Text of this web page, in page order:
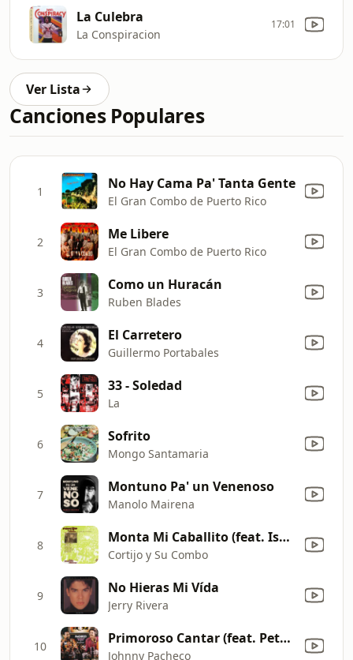
La Culebra
La Conspiracion
17:01
Ver Lista
Canciones Populares
1 No Hay Cama Pa' Tanta Gente
El Gran Combo de Puerto Rico
2 Me Libere
El Gran Combo de Puerto Rico
3 Como un Huracán
Ruben Blades
4 El Carretero
Guillermo Portabales
5 33 - Soledad
La
6 Sofrito
Mongo Santamaria
7 Montuno Pa' un Venenoso
Manolo Mairena
8 Monta Mi Caballito (feat. Ismael Rivera) [En Vivo]
Cortijo y Su Combo
9 No Hieras Mi Vída
Jerry Rivera
10 Primoroso Cantar (feat. Pete "El Conde" Rodríguez)
Johnny Pacheco